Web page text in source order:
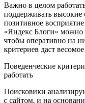
Важно в целом
поддерживать высокие
позитивное
«Яндекс Блоги» можно
чтобы оперативно на
критериев даст
Поведенческие
работать
Поисковики
с сайтом, и на